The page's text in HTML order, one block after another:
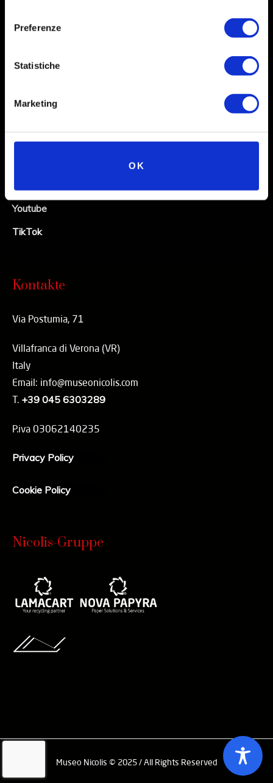
Preferenze
Statistiche
Marketing
OK
Facebook
Youtube
TikTok
Kontakte
Via Postumia, 71
Villafranca di Verona (VR)
Italy
Email: info@museonicolis.com
T. +39 045 6303289
P.iva 03062140235
Privacy Policy
Cookie Policy
Nicolis-Gruppe
Museo Nicolis © 2025 / All Rights Reserved